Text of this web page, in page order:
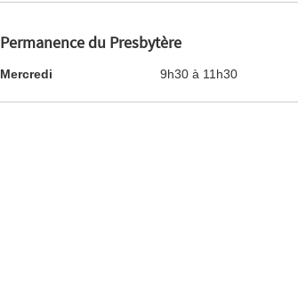
Permanence du Presbytère
Mercredi 9h30 à 11h30